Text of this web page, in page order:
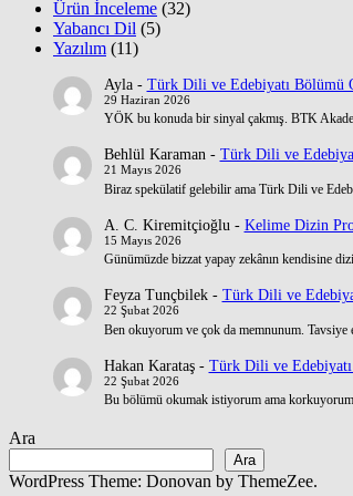
Ürün İnceleme (32)
Yabancı Dil (5)
Yazılım (11)
Ayla- Türk Dili ve Edebiyatı Bölümü
29 Haziran 2026
YÖK bu konuda bir sinyal çakmış. BTK
Behlül Karaman- Türk Dili ve
21 Mayıs 2026
Biraz spekülatif gelebilir ama Türk Dili ve
A. C. Kiremitçioğlu - Kelime Dizin
15 Mayıs 2026
Günümüzde bizzat yapay zekânın kendisine
Feyza Tunçbilek- Türk Dili ve
22 Şubat 2026
Ben okuyorum ve çok da memnunum. Tavsiye
Hakan Karataş- Türk Dili ve
22 Şubat 2026
Bu bölümü okumak istiyorum ama
Ara
Ara
WordPress Theme: Donovan by ThemeZee.